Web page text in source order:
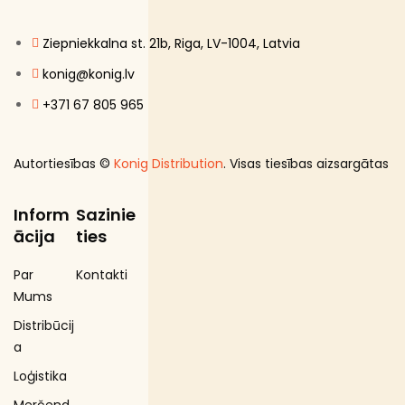
Coffee Service
Dažadi no veca sakartojuma
E-Cigaretes
Kosmētika un higiēnas produkti
Makaroni
Saldēti dārzeņi
Speciālā pārtika
Ziepniekkalna st. 21b, Riga, LV-1004, Latvia
konig@konig.lv
+371 67 805 965
Autortiesības © Konig Distribution. Visas tiesības aizsargātas
Inform
ācija
Par
Mums
Distribūcij
a
Loģistika
Sazinie
ties
Kontakti